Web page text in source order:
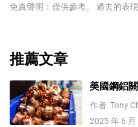
免責聲明：僅供參考。 過去的表
推薦文章
美國鋼鋁
這樣說
作者 Tony
2025 年 6 月